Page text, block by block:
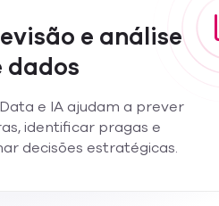
e análise
dados
e IA ajudam a prever
identificar pragas e
decisões estratégicas.